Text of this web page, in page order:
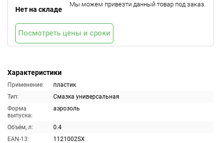
Характеристики
Применение:
пластик
Тип:
Смазка универсальная
Форма
выпуска:
аэрозоль
Объём, л:
0.4
EAN-13:
1121002SX
Нет на складе
Мы можем привезти данный товар под заказ.
Посмотреть цены и сроки